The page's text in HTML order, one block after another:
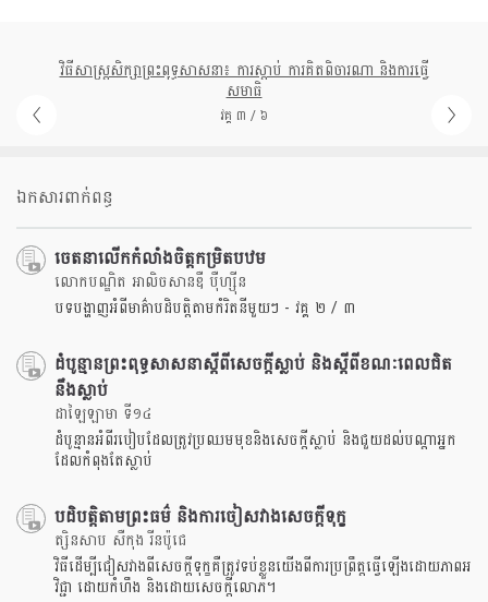
វិធីសាស្រ្តសិក្សាព្រះពុទ្ធសាសនា៖ ការស្តាប់ ការគិតពិចារណា និងការធ្វើ
សមាធិ
វគ្គ ៣ / ៦
ឯកសារពាក់ពន្ធ
ចេតនាលើកកំលាំងចិត្តកម្រិតបឋម
លោកបណ្ឌិត អាលិចសានឌឺ បុឺហ្សុីន
បទបង្ហាញអំពីមាគ៌ាបដិបត្តិតាមកំរិតនីមួយៗ - វគ្គ ២ / ៣
ដំបូន្មានព្រះពុទ្ធសាសនាស្តីពីសេចក្តីស្លាប់ និងស្តីពីខណៈពេលជិត
នឹងស្លាប់
ដាឡៃឡាមា ទី១៤
ដំបូន្មានអំពីរបៀបដែលត្រូវប្រឈមមុខនិងសេចក្តីស្លាប់ និងជួយដល់បណ្តាអ្នក
ដែលកំពុងតែស្លាប់
បដិបត្តិតាមព្រះធម៌ និងការចៀសវាងសេចក្តីទុក្ខ
ត្សិនសាប សឺកុង រីនប៉ូជេ
វិធីដើម្បីជៀសវាងពីសេចក្តីទុក្ខគឺត្រូវទប់ខ្លួនយើងពីការប្រព្រឹត្តធ្វើឡើងដោយភាពអ
វិជ្ជា ដោយកំហឹង និងដោយសេចក្តីលោភ។